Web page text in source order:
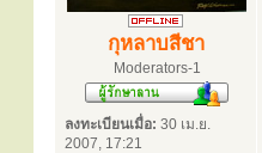
กุหลาบสีชา
Moderators-1
ลงทะเบียนเมื่อ: 30 เม.ย.
2007, 17:21